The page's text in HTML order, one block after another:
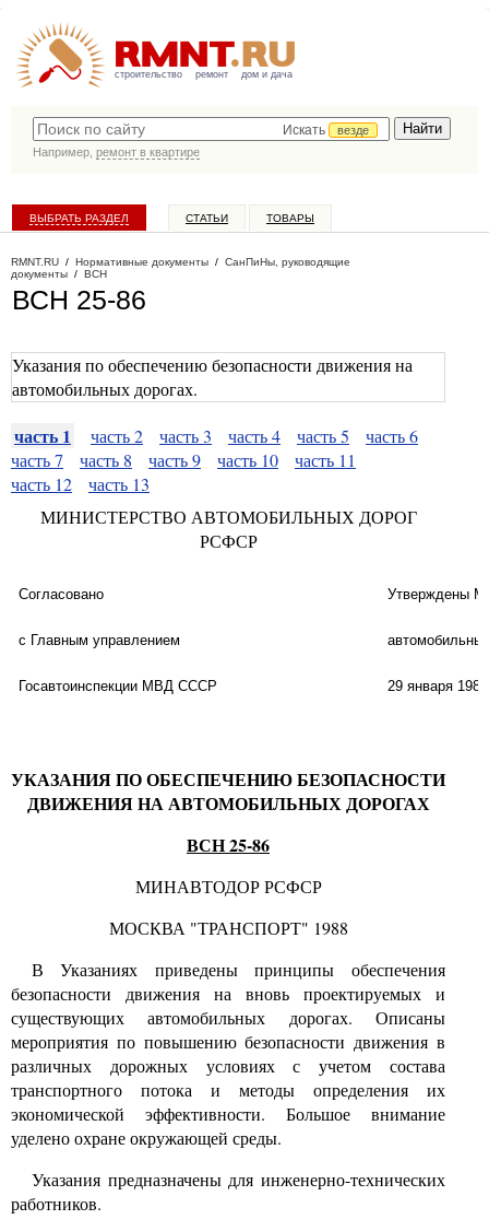
строительство ремонт дом и дача
Искать
везде
Например, ремонт в квартире
ВЫБРАТЬ РАЗДЕЛ СТАТЬИ ТОВАРЫ
RMNT.RU / Нормативные документы / СанПиНы, руководящие
документы / ВСН
ВСН 25-86
Указания по обеспечению безопасности движения на
автомобильных дорогах.
часть 1 часть 2 часть 3 часть 4 часть 5
часть 6
часть 7
часть 8 часть 9 часть 10
часть 11
часть 12
часть 13
МИНИСТЕРСТВО АВТОМОБИЛЬНЫХ ДОРОГ
РСФСР
Согласовано Утверждены
с Главным управлением
Госавтоинспекции МВД СССР 29 января 1986
УКАЗАНИЯ ПО ОБЕСПЕЧЕНИЮ БЕЗОПАСНОСТИ
ДВИЖЕНИЯ НА АВТОМОБИЛЬНЫХ ДОРОГАХ
ВСН 25-86
МИНАВТОДОР РСФСР
МОСКВА "ТРАНСПОРТ" 1988
В Указаниях приведены принципы обеспечения
безопасности движения на вновь проектируемых и
существующих автомобильных дорогах. Описаны
мероприятия по повышению безопасности движения в
различных дорожных условиях с учетом состава
транспортного потока и методы определения их
экономической эффективности. Большое внимание
уделено охране окружающей среды.
Указания предназначены для инженерно-технических
работников.